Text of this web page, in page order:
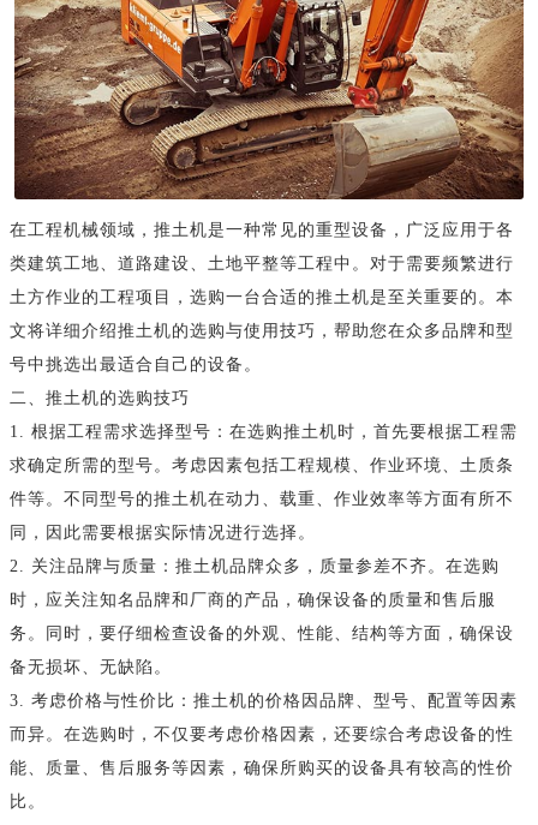
在工程机械领域，推土机是一种常见的重型设备，广泛应用于各
类建筑工地、道路建设、土地平整等工程中。对于需要频繁进行
土方作业的工程项目，选购一台合适的推土机是至关重要的。本
文将详细介绍推土机的选购与使用技巧，帮助您在众多品牌和型
号中挑选出最适合自己的设备。
二、推土机的选购技巧
1. 根据工程需求选择型号：在选购推土机时，首先要根据工程需
求确定所需的型号。考虑因素包括工程规模、作业环境、土质条
件等。不同型号的推土机在动力、载重、作业效率等方面有所不
同，因此需要根据实际情况进行选择。
2. 关注品牌与质量：推土机品牌众多，质量参差不齐。在选购
时，应关注知名品牌和厂商的产品，确保设备的质量和售后服
务。同时，要仔细检查设备的外观、性能、结构等方面，确保设
备无损坏、无缺陷。
3. 考虑价格与性价比：推土机的价格因品牌、型号、配置等因素
而异。在选购时，不仅要考虑价格因素，还要综合考虑设备的性
能、质量、售后服务等因素，确保所购买的设备具有较高的性价
比。